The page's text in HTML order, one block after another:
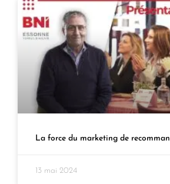
La force du marketing de
13 mai 2024